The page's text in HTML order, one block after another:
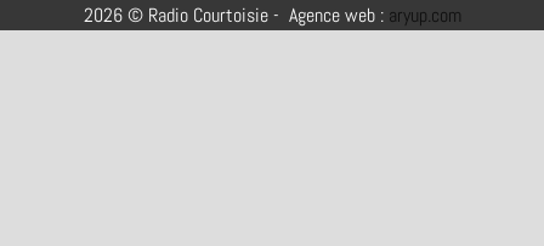
2026 © Radio Courtoisie - Agence web : aryup.com